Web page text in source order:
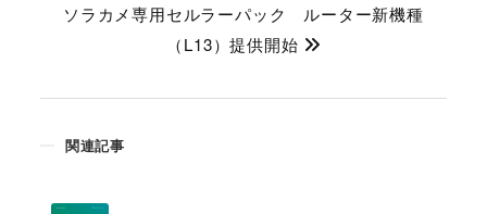
関連記事
ソラカメ専用セルラーパック ルーター新機種
（L13）提供開始